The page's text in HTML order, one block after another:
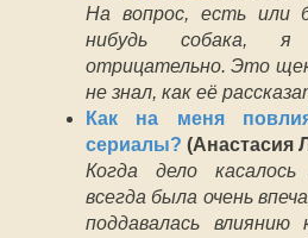
На вопрос, есть или
нибудь собака, я
отрицательно. Это
не знал, как её
Как на меня
сериалы? (Анастасия
Когда дело
всегда была очень
поддавалась влиянию